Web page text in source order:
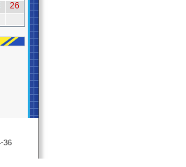
26
36